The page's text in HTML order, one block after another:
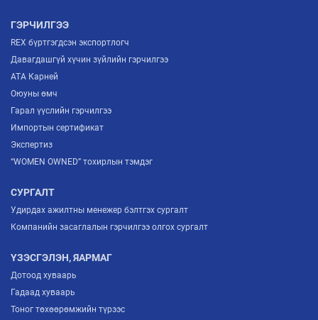
ГЭРЧИЛГЭЭ
REX бүртгэгдсэн экспортлогч
Давагдашгүй хүчин зүйлийн гэрчилгээ
ATA Карней
Оюуны өмч
Гарал үүслийн гэрчилгээ
Импортын сертификат
Экспертиз
“WOMEN OWNED” тохирлын тэмдэг
СУРГАЛТ
Удирдах ажилтны менежер бэлтгэх сургалт
Компанийн засаглалын гэрчилгээ олгох сургалт
ҮЗЭСГЭЛЭН, ЯАРМАГ
Дотоод хуваарь
Гадаад хуваарь
Тоног төхөөрөмжийн түрээс